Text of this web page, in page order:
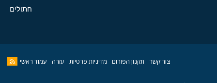
חתולים
צור קשר תקנון הפורום מדיניות פרטיות עזרה עמוד ראשי